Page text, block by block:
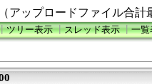
アップロードファイル合計
ツリー表示┃スレッド表示┃一覧